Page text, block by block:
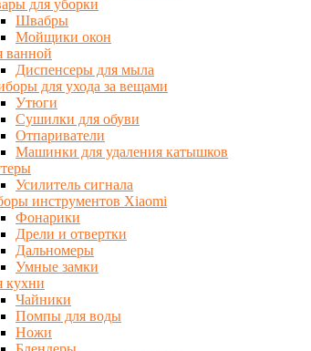
для уборки
Швабры
Мойщики окон
ванной
Диспенсеры для мыла
для ухода за вещами
Утюги
Сушилки для обуви
Отпариватели
Машинки для удаления катышков
Усилитель сигнала
инструментов Xiaomi
Фонарики
Дрели и отвертки
Дальномеры
Умные замки
кухни
Чайники
Помпы для воды
Ножи